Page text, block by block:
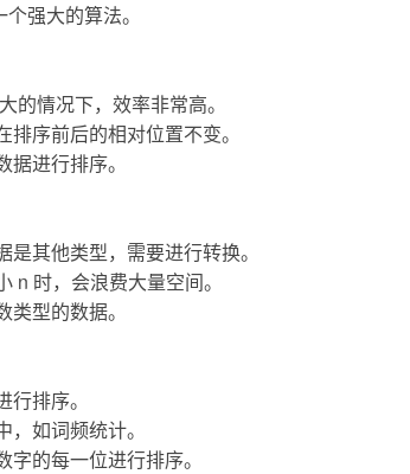
强大的算法。
的情况下，效率非常高。
序前后的相对位置不变。
进行排序。
其他类型，需要进行转换。
n 时，会浪费大量空间。
型的数据。
排序。
如词频统计。
的每一位进行排序。